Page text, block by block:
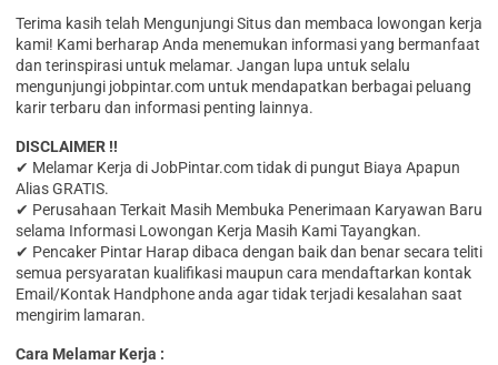
Terima kasih telah Mengunjungi Situs dan membaca lowongan kerja
kami! Kami berharap Anda menemukan informasi yang bermanfaat
dan terinspirasi untuk melamar. Jangan lupa untuk selalu
mengunjungi jobpintar.com untuk mendapatkan berbagai peluang
karir terbaru dan informasi penting lainnya.
DISCLAIMER !!
✔ Melamar Kerja di JobPintar.com tidak di pungut Biaya Apapun
Alias GRATIS.
✔ Perusahaan Terkait Masih Membuka Penerimaan Karyawan Baru
selama Informasi Lowongan Kerja Masih Kami Tayangkan.
✔ Pencaker Pintar Harap dibaca dengan baik dan benar secara teliti
semua persyaratan kualifikasi maupun cara mendaftarkan kontak
Email/Kontak Handphone anda agar tidak terjadi kesalahan saat
mengirim lamaran.
Cara Melamar Kerja :